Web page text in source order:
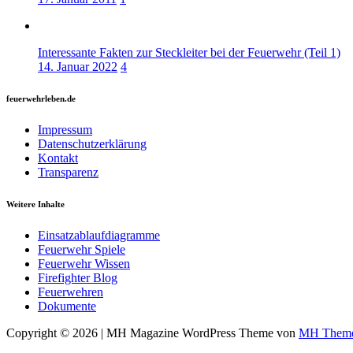
Interessante Fakten zur Steckleiter bei der Feuerwehr (Teil 1)
14. Januar 2022 4
feuerwehrleben.de
Impressum
Datenschutzerklärung
Kontakt
Transparenz
Weitere Inhalte
Einsatzablaufdiagramme
Feuerwehr Spiele
Feuerwehr Wissen
Firefighter Blog
Feuerwehren
Dokumente
Copyright © 2026 | MH Magazine WordPress Theme von MH